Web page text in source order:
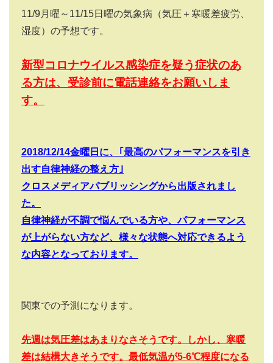
11/9 月曜～ 11/15日曜の気象病（気圧＋寒暖差疲労、
湿度）の予想です。
新型コロナウイルス感染症を疑う症状のあ
る方は、受診前に電話連絡をお願いしま
す。
2018/12/14金曜日に、｢最高のパフォーマンスを引き
出す自律神経の整え方｣
クロスメディアパブリッシングから出版されまし
た。
自律神経が不調で悩んでいる方や、パフォーマンス
が上がらない方など、様々な状態へ対応できるよう
な内容となっております。
関東での予測になります。
先週は気圧差はあまりなさそうです。しかし、寒暖
差は結構大きそうです。最低気温が5-6℃程度になる